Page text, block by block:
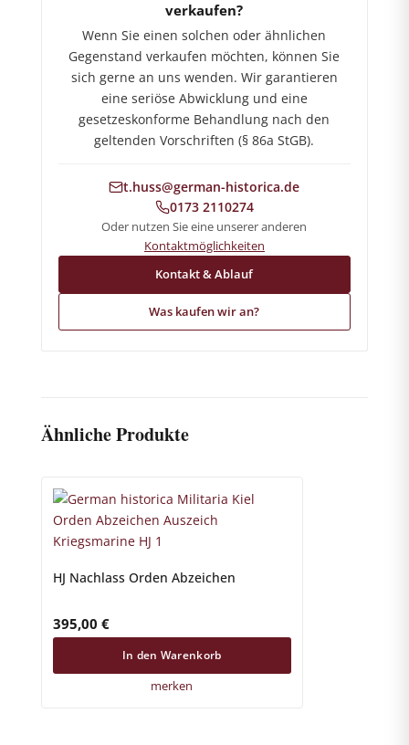
verkaufen?
Wenn Sie einen solchen oder ähnlichen
Gegenstand verkaufen möchten, können Sie
sich gerne an uns wenden. Wir garantieren
eine seriöse Abwicklung und eine
gesetzeskonforme Behandlung nach den
geltenden Vorschriften (§ 86a StGB).
t.huss@german-historica.de
0173 2110274
Oder nutzen Sie eine unserer anderen
Kontaktmöglichkeiten
Kontakt & Ablauf
Was kaufen wir an?
Ähnliche Produkte
HJ Nachlass Orden Abzeichen
395,00 €
In den Warenkorb
merken